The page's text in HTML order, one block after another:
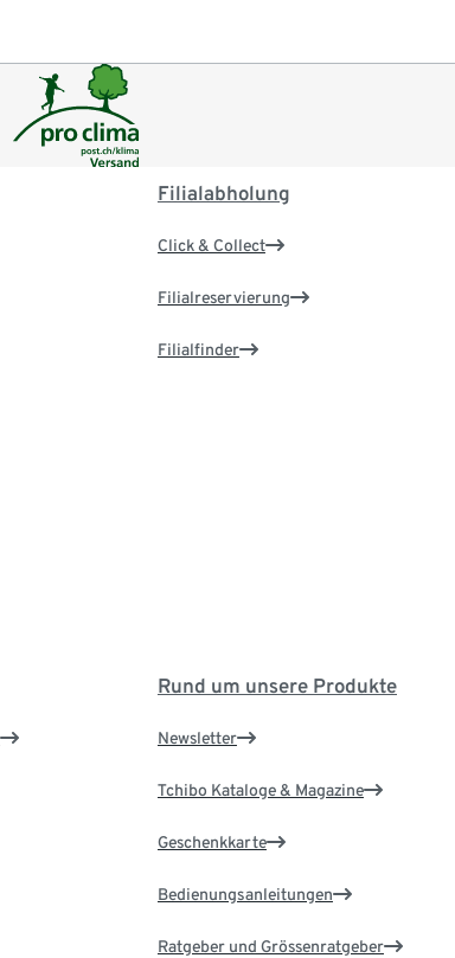
Filialabholung
Click & Collect
Filialreservierung
Filialfinder
Rund um unsere Produkte
Newsletter
Tchibo Kataloge & Magazine
Geschenkkarte
Bedienungsanleitungen
Ratgeber und Grössenratgeber